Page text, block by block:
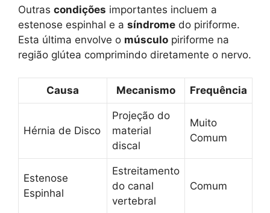
Outras condições importantes incluem a
estenose espinhal e a síndrome do piriforme.
Esta última envolve o músculo piriforme na
região glútea comprimindo diretamente o nervo.
Causa Mecanismo Frequência
Hérnia de Disco
Projeção do
material
discal
Muito
Comum
Estenose
Espinhal
Estreitamento
do canal
vertebral
Comum